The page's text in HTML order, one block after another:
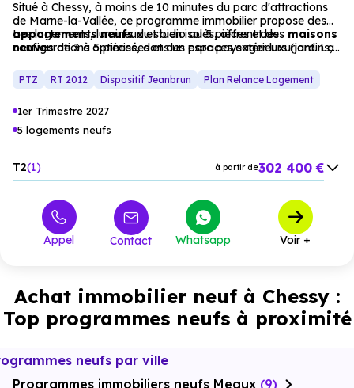
Situé à Chessy, à moins de 10 minutes du parc d'attractions
de Marne-la-Vallée, ce programme immobilier propose des
appartementsneufsdu studio au 5 pièces et des maisons
neuvesde 3 à 5 pièces, dans un parc paysager luxuriant. La
cadre résidentielapaisant.
Les logements, lumineux et bien isolés, offrent des
configurations optimisées et des espaces extérieurs (jardins,
principale ou un investissement locatif, dans un
environnement résidentiel apaisant.
PTZ RT 2012 Dispositif Jeanbrun Plan Relance Logement
1er Trimestre 2027
5 logements neufs
T2 1 à partir de302 400 €
à partir de 399 600 €
à partir de 475 200 €
Appel Contact Whatsapp Voir +
Achat immobilier neuf à Chessy :
Top programmes neufs à proximité
neufs par ville
Programmes immobiliers neufs Meaux (9)